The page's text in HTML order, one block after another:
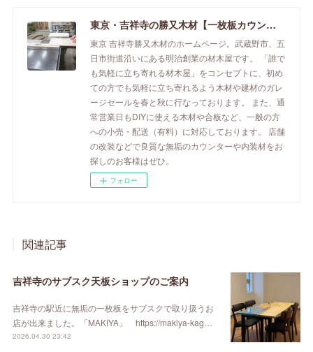
東京・吉祥寺の勝又木材【一枚板カウンター】
東京 吉祥寺勝又木材のホームページ。武蔵野市、五
日市街道沿いにある明治創業の材木屋です。 「誰で
も気軽に立ち寄れる材木屋」をコンセプトに、初め
ての方でも気軽に立ち寄れるよう木材や建材のガレ
ージセールを春と秋に行なっております。 また、通
常営業日もDIYに使える木材や合板など、一般の方
への小売・配送（有料）に対応しております。 店舗
の改装などで良質な無垢のカウンターや内装材をお
探しのお客様はぜひ。
フォロー
関連記事
吉祥寺のサブスク天板ショップのご案内
吉祥寺の駅近に無垢の一枚板をサブスクで取り扱うお
店が出来ました。「MAKIYA」 https://makiya-kag…
2026.04.30 23:42